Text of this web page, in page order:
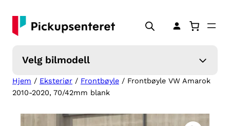
innhold
Velg bilmodell
Hjem / Eksteriør / Frontbøyle / Frontbøyle VW Amarok
2010-2020, 70/42mm blank